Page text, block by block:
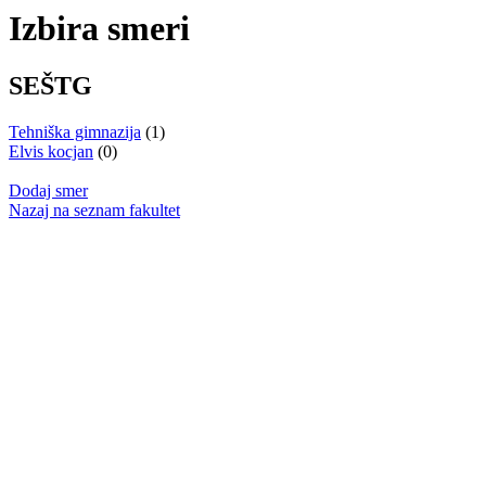
Izbira smeri
SEŠTG
Tehniška gimnazija (1)
Elvis kocjan (0)
Dodaj smer
Nazaj na seznam fakultet